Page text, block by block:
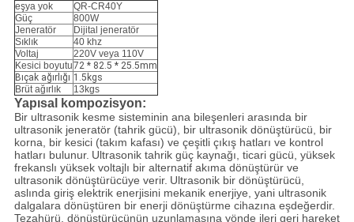
eşya yok
QR-CR40Y
Güç
800W
Jeneratör
Dijital jeneratör
Sıklık
40 khz
Voltaj
220V veya 110V
Kesici boyutu72 * 82.5 * 25.5mm
Bıçak ağırlığı 1.5kgs
Brüt ağırlık
13kgs
Yapısal kompozisyon:
Bir ultrasonik kesme sisteminin ana bileşenleri arasında bir
ultrasonik jeneratör (tahrik gücü), bir ultrasonik dönüştürücü, bir
korna, bir kesici (takım kafası) ve çeşitli çıkış hatları ve kontrol
hatları bulunur. Ultrasonik tahrik güç kaynağı, ticari gücü, yüksek
frekanslı yüksek voltajlı bir alternatif akıma dönüştürür ve
ultrasonik dönüştürücüye verir. Ultrasonik bir dönüştürücü,
aslında giriş elektrik enerjisini mekanik enerjiye, yani ultrasonik
dalgalara dönüştüren bir enerji dönüştürme cihazına eşdeğerdir.
Tezahürü, dönüştürücünün uzunlamasına yönde ileri geri hareket